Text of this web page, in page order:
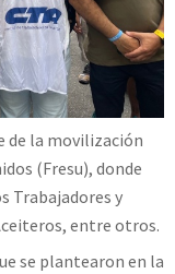
de la movilización
(Fresu), donde
Trabajadores y
entre otros.
se plantearon en la